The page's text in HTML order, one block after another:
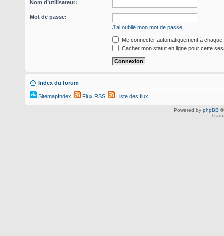
Nom d’utilisateur:
Mot de passe:
J’ai oublié mon mot de passe
Me connecter automatiquement à chaque
Cacher mon statut en ligne pour cette
Index du forum
SitemapIndex Flux RSS Liste des flux
Powered by phpBB